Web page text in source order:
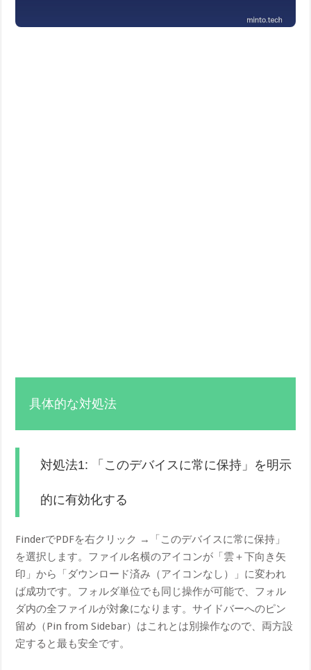
具体的な対処法
対処法1: 「このデバイスに常に保持」を明示
的に有効化する
FinderでPDFを右クリック →「このデバイスに常に保持」
を選択します。ファイル名横のアイコンが「雲＋下向き矢
印」から「ダウンロード済み（アイコンなし）」に変われ
ば成功です。フォルダ単位でも同じ操作が可能で、フォル
ダ内の全ファイルが対象になります。サイドバーへのピン
留め（Pin from Sidebar）はこれとは別操作なので、両方設
定すると最も安全です。